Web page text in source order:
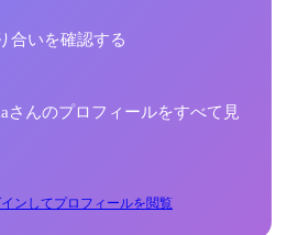
合いを確認する
さんのプロフィールをすべて見
インしてプロフィールを閲覧